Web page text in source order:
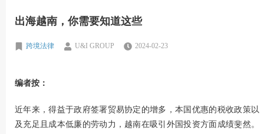
出海越南，你需要知道这些
跨境法律 U&I GROUP 2024-02-23
编者按：
近年来，得益于政府签署贸易协定的增多，本国优惠的税收政策以
及充足且成本低廉的劳动力，越南在吸引外国投资方面成绩斐然。